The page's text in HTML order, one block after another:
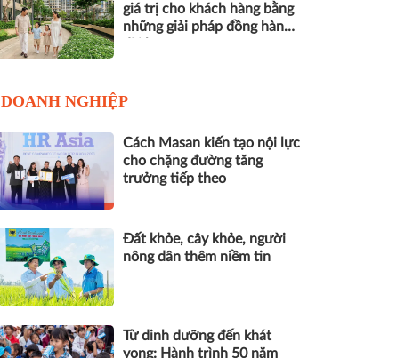
giá trị cho khách hàng bằng
những giải pháp đồng hành
DOANH NGHIỆP
Cách Masan kiến tạo nội lực
cho chặng đường tăng
trưởng tiếp theo
Đất khỏe, cây khỏe, người
nông dân thêm niềm tin
Từ dinh dưỡng đến khát
vọng: Hành trình 50 năm